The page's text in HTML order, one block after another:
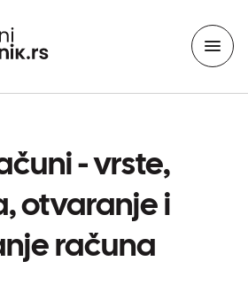
- vrste,
otvaranje i
računa